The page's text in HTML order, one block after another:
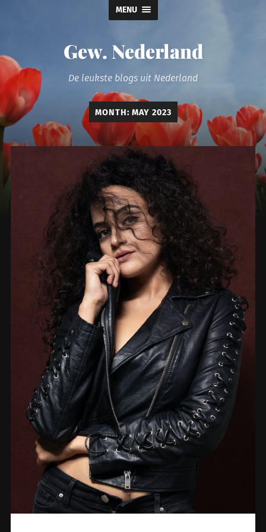
MENU
Gew. Nederland
De leukste blogs uit Nederland
MONTH: MAY 2023